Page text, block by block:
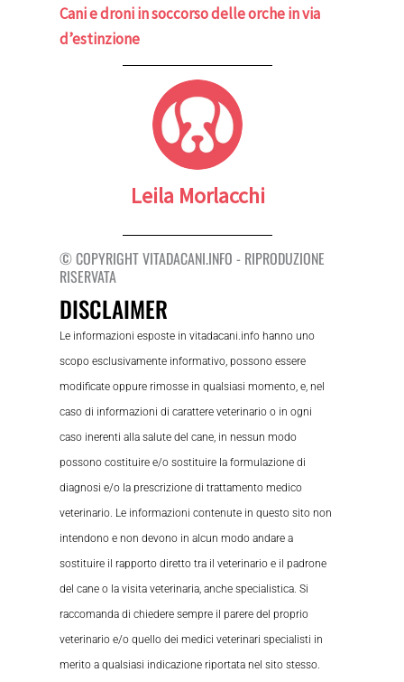
Cani e droni in soccorso delle orche in via
d’estinzione
Leila Morlacchi
© COPYRIGHT VITADACANI.INFO - RIPRODUZIONE
RISERVATA
DISCLAIMER
Le informazioni esposte in vitadacani.info hanno uno
scopo esclusivamente informativo, possono essere
modificate oppure rimosse in qualsiasi momento, e, nel
caso di informazioni di carattere veterinario o in ogni
caso inerenti alla salute del cane, in nessun modo
possono costituire e/o sostituire la formulazione di
diagnosi e/o la prescrizione di trattamento medico
veterinario. Le informazioni contenute in questo sito non
intendono e non devono in alcun modo andare a
sostituire il rapporto diretto tra il veterinario e il padrone
del cane o la visita veterinaria, anche specialistica. Si
raccomanda di chiedere sempre il parere del proprio
veterinario e/o quello dei medici veterinari specialisti in
merito a qualsiasi indicazione riportata nel sito stesso.